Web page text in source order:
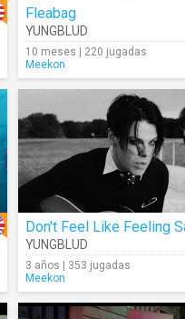
Fleabag
YUNGBLUD
10 meses | 220 jugadas
Meekon
YUNGBLUD
3 años | 353 jugadas
Meekon